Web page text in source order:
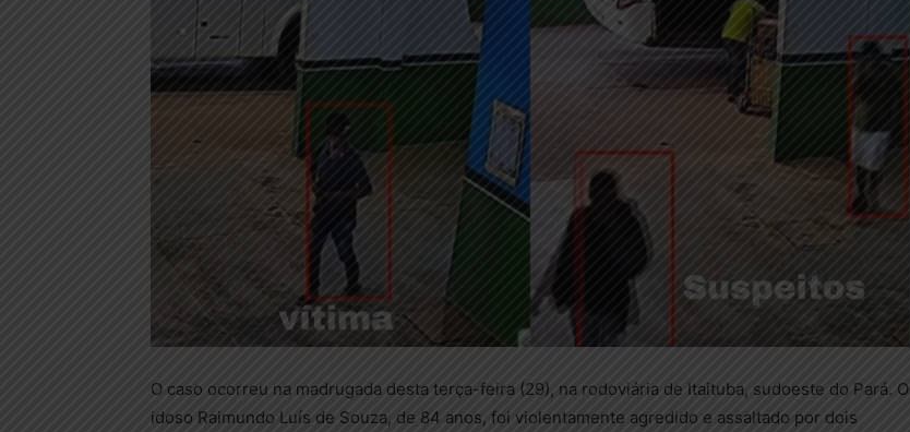
O caso ocorreu na madrugada desta terça-feira (29), na rodoviária de Itaituba, sudoeste do Pará. O
idoso Raimundo Luís de Souza, de 84 anos, foi violentamente agredido e assaltado por dois